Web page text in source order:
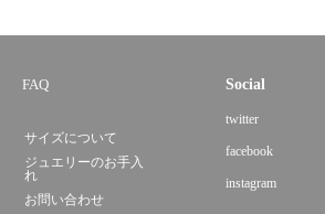
FAQ
サイズについて
ジュエリーのお手入
れ
お問い合わせ
Social
twitter
facebook
instagram